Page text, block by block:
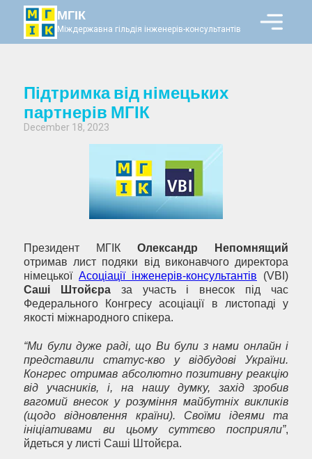
МГІК
Міждержавна гільдія інженерів-консультантів
Підтримка від німецьких
партнерів МГІК
December 18, 2023
Президент МГІК Олександр Непомнящий
отримав лист подяки від виконавчого директора
німецької Асоціації інженерів-консультантів (VBI)
Саші Штойєраза участь і внесок під час
Федерального Конгресу асоціації в листопаді у
якості міжнародного спікера.
“Ми були дуже раді, що Ви були з нами онлайн і
представили статус-кво у відбудові України.
Конгрес отримав абсолютно позитивну реакцію
від учасників, і, на нашу думку, захід зробив
вагомий внесок у розуміння майбутніх викликів
(щодо відновлення країни). Своїми ідеями та
ініціативами ви цьому суттєво посприяли”,
йдеться у листі Саші Штойєра.